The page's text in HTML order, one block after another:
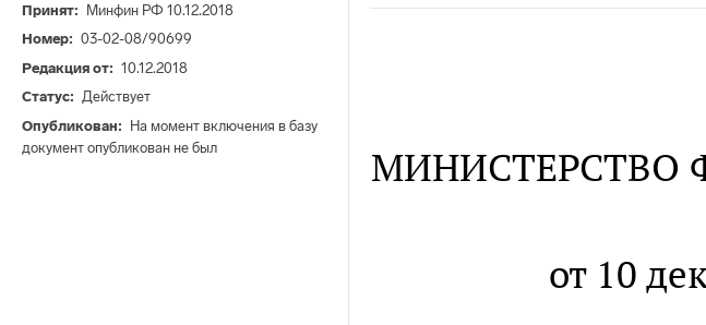
Принят
Минфин РФ 10.12.2018
Номер
03-02-08/90699
Редакция от
10.12.2018
Статус
Действует
Опубликован
На момент включения в базу
документ опубликован не был
МИНИСТЕРСТВО
от 10